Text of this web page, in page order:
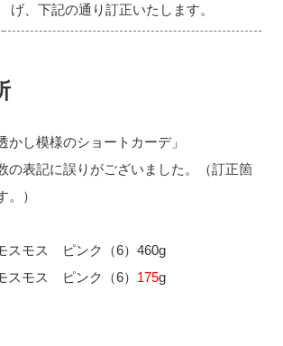
げ、下記の通り訂正いたします。
かし模様のショートカーデ」
の表記に誤りがございました。（訂正箇
。）
スモス ピンク（6）460g
モス ピンク（6） 175g